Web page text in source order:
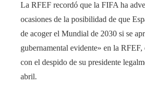
La RFEF recordó que la FIFA ha
ocasiones de la posibilidad de que
de acoger el Mundial de 2030 si se
gubernamental evidente» en la
con el despido de su presidente
abril.